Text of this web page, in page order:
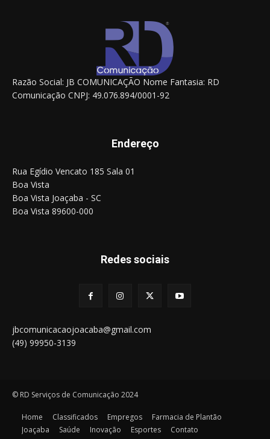
Razão Social: JB COMUNICAÇÃO Nome Fantasia: RD
Comunicação CNPJ: 49.076.894/0001-92
Endereço
Rua Egídio Vencato 185 Sala 01
Boa Vista
Boa Vista Joaçaba - SC
Boa Vista 89600-000
Redes sociais
jbcomunicacaojoacaba@gmail.com
(49) 99950-3139
© RD Serviços de Comunicação 2024
Home Classificados Empregos
Farmacia de Plantão
Joaçaba
Saúde Inovação Esportes Contato